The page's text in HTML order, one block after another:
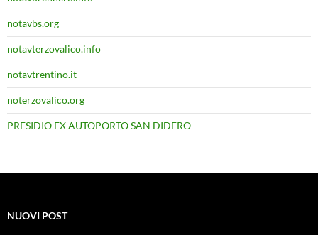
notavbs.org
notavterzovalico.info
notavtrentino.it
noterzovalico.org
PRESIDIO EX AUTOPORTO SAN DIDERO
NUOVI POST